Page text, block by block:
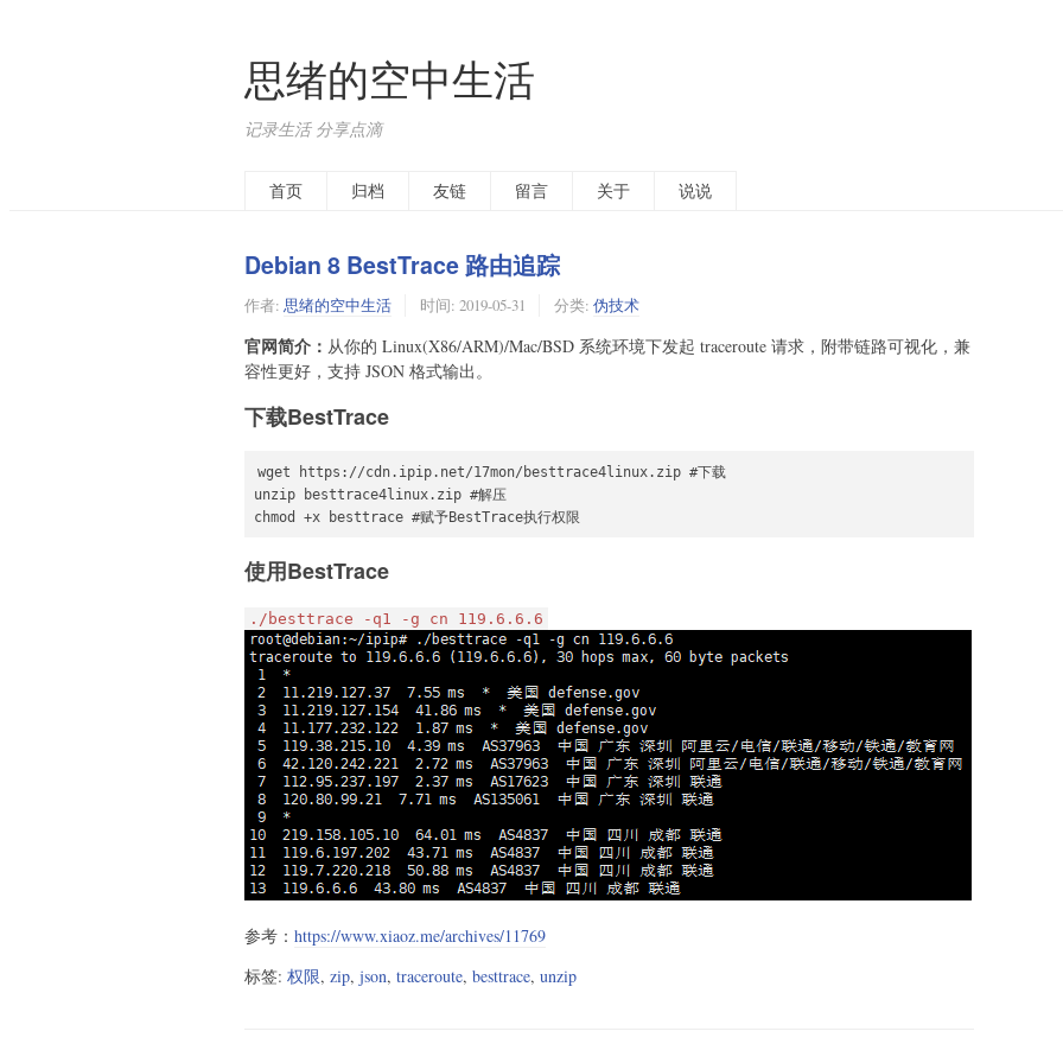
思绪的空中生活
记录生活 分享点滴
首页 归档 友链 留言 关于 说说
Debian 8 BestTrace 路由追踪
作者: 思绪的空中生活 时间: 2019-05-31 分类: 伪技术
官网简介： 从你的 Linux(X86/ARM)/Mac/BSD 系统环境下发起 traceroute 请求，附带链路可视化，兼
容性更好，支持 JSON 格式输出。
下载BestTrace
wget https://cdn.ipip.net/17mon/besttrace4linux.zip #下载
unzip besttrace4linux.zip #解压
chmod +x besttrace #赋予BestTrace执行权限
使用BestTrace
./besttrace -q1 -g cn 119.6.6.6
参考： https://www.xiaoz.me/archives/11769
标签: 权限, zip, json, traceroute, besttrace, unzip